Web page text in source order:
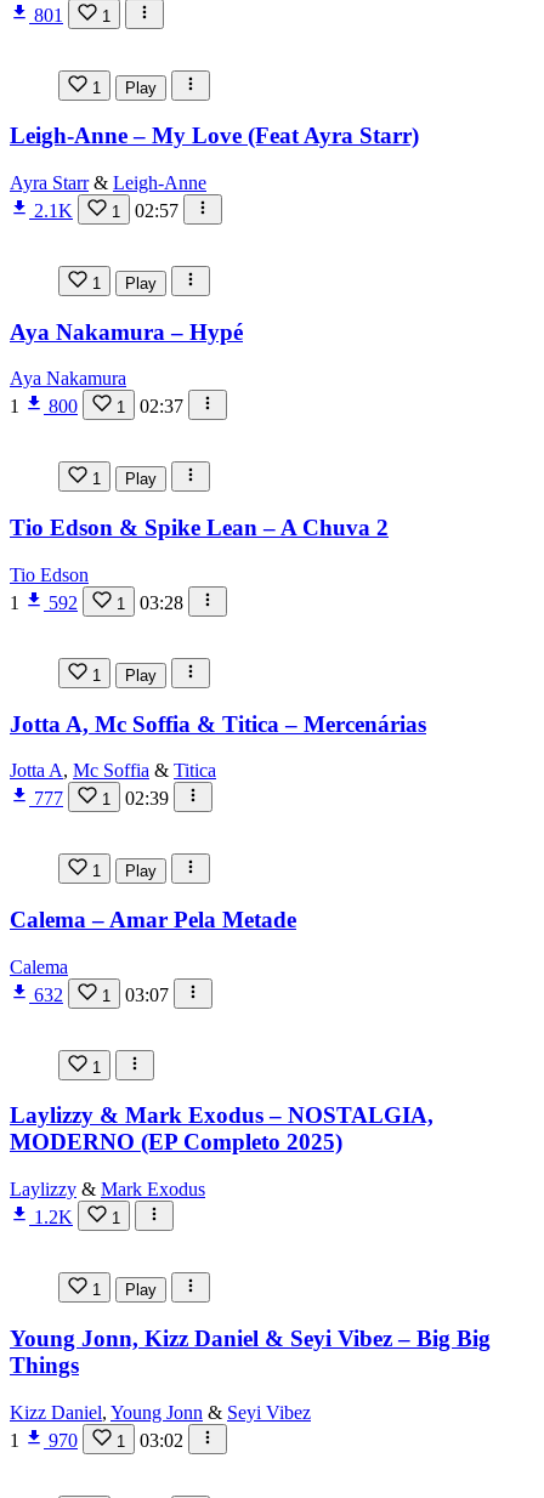
801
1
1 Play
Leigh-Anne – My Love (Feat Ayra Starr)
Ayra Starr& Leigh-Anne
2.1K
1 02:57
1 Play
Aya Nakamura – Hypé
Aya Nakamura
1
800 1 02:37
1 Play
Tio Edson & Spike Lean – A Chuva 2
Tio Edson
1
592 1 03:28
1 Play
Jotta A, Mc Soffia & Titica – Mercenárias
Jotta A, Mc Soffia & Titica
777
1 02:39
1 Play
Calema – Amar Pela Metade
Calema
632
1 03:07
1
Laylizzy & Mark Exodus – NOSTALGIA,
MODERNO (EP Completo 2025)
Laylizzy & Mark Exodus
1.2K
1
1 Play
Young Jonn, Kizz Daniel & Seyi Vibez – Big Big
Things
Kizz Daniel, Young Jonn & Seyi Vibez
1
970 1 03:02